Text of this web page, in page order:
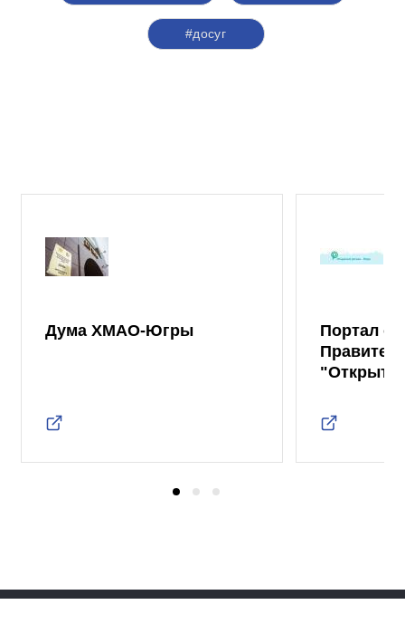
#досуг
Дума ХМАО-Югры
Портал